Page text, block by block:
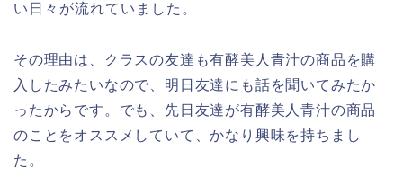
い日々が流れていました。
その理由は、クラスの友達も有酵美人青汁の商品を購
入したみたいなので、明日友達にも話を聞いてみたか
ったからです。でも、先日友達が有酵美人青汁の商品
のことをオススメしていて、かなり興味を持ちまし
た。